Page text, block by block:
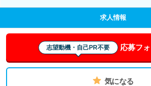
求人情報
志望動機・自己PR不要 応募フ
気になる